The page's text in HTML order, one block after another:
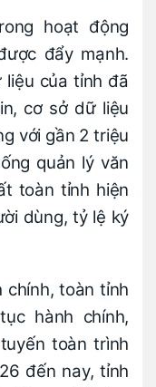
hoạt động
đẩy mạnh.
liệu của tỉnh đã
cơ sở dữ liệu
với gần 2 triệu
quản lý văn
toàn tỉnh hiện
dùng, tỷ lệ ký
chính, toàn tỉnh
hành chính,
toàn trình
đến nay, tỉnh